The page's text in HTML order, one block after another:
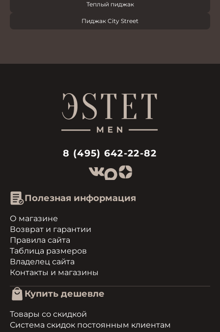
Теплый пиджак
Пиджак City Street
8 (495) 642-22-82
Полезная информация
О магазине
Возврат и гарантии
Правила сайта
Таблица размеров
Владелец сайта
Контакты и магазины
Купить дешевле
Товары со скидкой
Система скидок постоянным клиентам